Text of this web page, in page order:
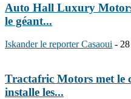
Auto Hall Luxury
le géant...
Iskander le reporter Casaoui -
Tractafric Motors met le
installe les...